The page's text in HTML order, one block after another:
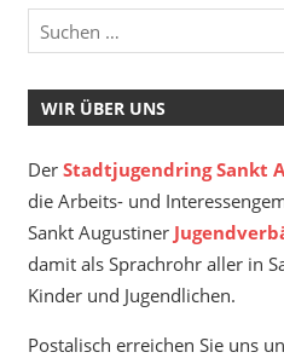
WIR ÜBER UNS
Der Stadtjugendring Sankt
die Arbeits- und
Sankt Augustiner
damit als Sprachrohr aller in
Kinder und Jugendlichen.
Postalisch erreichen Sie uns